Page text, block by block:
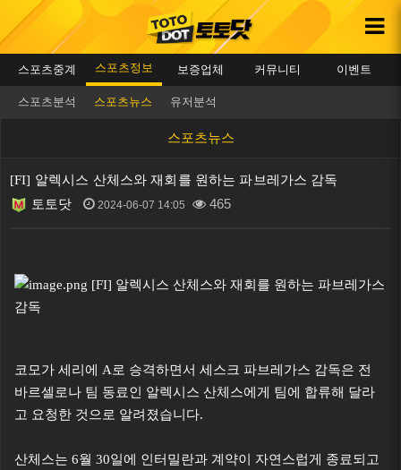
스포츠중계 스포츠정보 보증업체 커뮤니티 이벤트
스포츠분석 스포츠뉴스 유저분석
스포츠뉴스
[FI] 알렉시스 산체스와 재회를 원하는 파브레가스 감독
토토닷 2024-06-07 14:05 465
코모가 세리에 A로 승격하면서 세스크 파브레가스 감독은 전
바르셀로나 팀 동료인 알렉시스 산체스에게 팀에 합류해 달라
고 요청한 것으로 알려졌습니다.
산체스는 6월 30일에 인터밀란과 계약이 자연스럽게 종료되고